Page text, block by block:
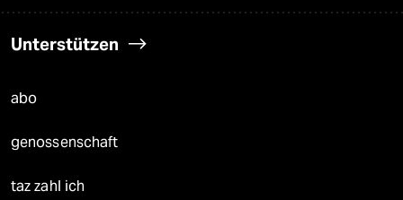
Unterstützen
abo
genossenschaft
taz zahl ich